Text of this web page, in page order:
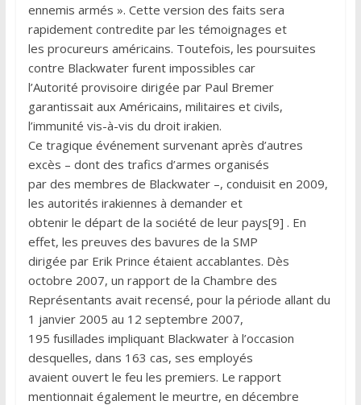
ennemis armés ». Cette version des faits sera
rapidement contredite par les témoignages et
les procureurs américains. Toutefois, les poursuites
contre Blackwater furent impossibles car
l’Autorité provisoire dirigée par Paul Bremer
garantissait aux Américains, militaires et civils,
l’immunité vis-à-vis du droit irakien.
Ce tragique événement survenant après d’autres
excès – dont des trafics d’armes organisés
par des membres de Blackwater –, conduisit en 2009,
les autorités irakiennes à demander et
obtenir le départ de la société de leur pays[9] . En
effet, les preuves des bavures de la SMP
dirigée par Erik Prince étaient accablantes. Dès
octobre 2007, un rapport de la Chambre des
Représentants avait recensé, pour la période allant du
1 janvier 2005 au 12 septembre 2007,
195 fusillades impliquant Blackwater à l’occasion
desquelles, dans 163 cas, ses employés
avaient ouvert le feu les premiers. Le rapport
mentionnait également le meurtre, en décembre